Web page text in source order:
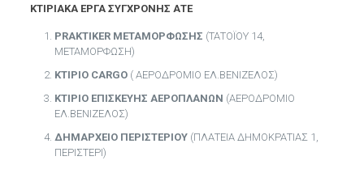
ΚΤΙΡΙΑΚΑ ΕΡΓΑ ΣΥΓΧΡΟΝΗΣ ΑΤΕ
ΡRΑΚΤΙΚΕR ΜΕΤΑΜΟΡΦΩΣΗΣ (ΤΑΤΟΪΟΥ 14,
ΜΕΤΑΜΟΡΦΩΣΗ)
ΚΤΙΡΙΟ CARGO( ΑΕΡΟΔΡΟΜΙΟ ΕΛ.ΒΕΝΙΖΕΛΟΣ)
ΚΤΙΡΙΟ ΕΠΙΣΚΕΥΗΣ ΑΕΡΟΠΛΑΝΩΝ (ΑΕΡΟΔΡΟΜΙΟ
ΕΛ.ΒΕΝΙΖΕΛΟΣ)
ΔΗΜΑΡΧΕΙΟ ΠΕΡΙΣΤΕΡΙΟΥ (ΠΛΑΤΕΙΑ ΔΗΜΟΚΡΑΤΙΑΣ 1,
ΠΕΡΙΣΤΕΡΙ)